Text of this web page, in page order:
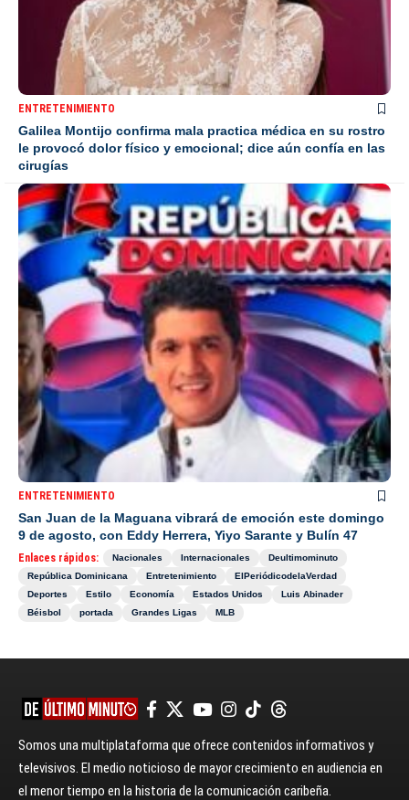
ENTRETENIMIENTO
Galilea Montijo confirma mala practica médica en su rostro
le provocó dolor físico y emocional; dice aún confía en las
cirugías
ENTRETENIMIENTO
San Juan de la Maguana vibrará de emoción este domingo
9 de agosto, con Eddy Herrera, Yiyo Sarante y Bulín 47
Enlaces rápidos: Nacionales Internacionales
Deultimominuto
República Dominicana
Entretenimiento
ElPeriódicodelaVerdad
Deportes
Estilo Economía Estados Unidos
Luis Abinader
Béisbol
portada Grandes Ligas MLB
Somos una multiplataforma que ofrece contenidos informativos y
televisivos. El medio noticioso de mayor crecimiento en audiencia en
el menor tiempo en la historia de la comunicación caribeña.